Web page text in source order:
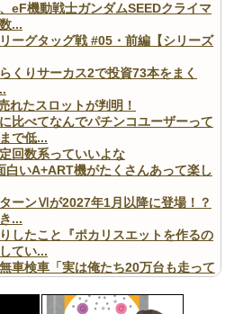
eF機動戦士ガンダムSEEDクライマ
...
ーグタッグ戦 #05・前編【シリーズ
くりサーカス2で投資73本をまく
れたスロットが判明！
比べてなんでパチンコユーザーって
で低...
回数系っていいよな
白いA+ART機がたくさんあって楽し
ーンⅥが2027年1月以降に登場！？
...
したこと『ポカリスエットを作るの
てい...
車検車「実は俺たち20万台も走って
くにいると機械が壊れるんだけどさ